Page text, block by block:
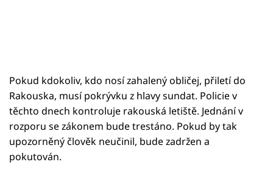
Pokud kdokoliv, kdo nosí zahalený obličej, přiletí do
Rakouska, musí pokrývku z hlavy sundat. Policie v
těchto dnech kontroluje rakouská letiště. Jednání v
rozporu se zákonem bude trestáno. Pokud by tak
upozorněný člověk neučinil, bude zadržen a
pokutován.